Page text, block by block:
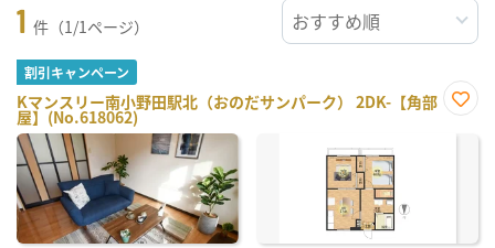
1 件（1/1ページ）
割引キャンペーン
Kマンスリー南小野田駅北（おのだサンパーク） 2DK-【角部
屋】(No.618062)
に入